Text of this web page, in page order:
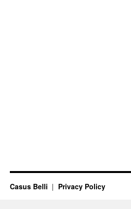
Casus Belli Privacy Policy